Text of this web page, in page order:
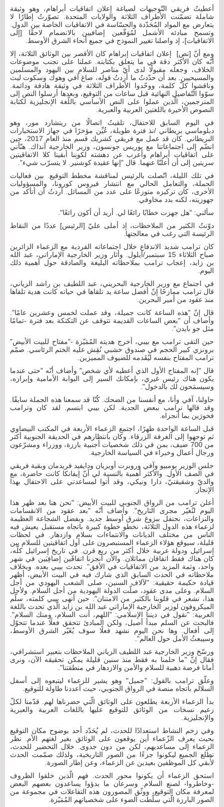
أعطيتُ فريقي التّوجيهات لصياغة إعلان اتفاقيات أبراهام، وهو وثيقة
شاملة تضمّنت الأطراف الثلاثة والولايات المتحدة. تصوّرتُ إطارًا لا
يتعارض مع المواد المُحَدّدة والحسّاسة في الاتفاقيات الخاصة بين الدول.
وتسمح مبادئه الأشمل لمُوَقّعين إضافيين بالانضمام لاحقًا [إلى
الاتفاقيات]، إذ واصلنا تغيير النموذج في جميع أنحاء الشرق الأوسط.
ومع أنّ [نص] إعلان اتفاقيات إبراهام كان الأقصر بين الوثائق الثلاثة، إلا
أنّه كان الأكثر دقة في ما يتعلق بكتابته. عملنا على تجنب موضوعات
الخلاف، وجعله مقبولًا لدى أيّ مناصر للسلام بين اليهود والمسلمين
والمسيحيين. بعد أن حدّدتُ ما أردتُ قوله، صاغ آفي وهوك وسكوت ليث
وناقشوا كلّ كلمة، ووحّدوا الأطراف الثلاثة في وثيقة هادفة ودائمة.
سوّوا التّفاصيل النهائية قبل ساعات من التوقيع، وبعدها أرسلوا النص إلى
المترجمين، الّذين عملوا على النص الأساسي باللّغة الإنجليزية لكتابة
النصوص الأخيرة باللغتين العربية والعبرية.
في اليوم السابق للاحتفال، تلقيتُ اتصالًا من ريتشارد مور، وهو
دبلوماسي بريطاني /نذ فترة طويلة، عُيِّن مؤخرًا في جهاز الاستخبارات
البريطاني. كان قد عمل مع فريقي كشريك قسم منذ العام 2017، جين
انضّم إلى اجتماعاتنا مع بوريس جونسون، وزير الخارجية آنذاك. هنّأني
على اتفاقيات أبراهام وأعرب عن دهشته لكونِنا أبقينا كلا الاتفاقيتين
سريتين إلى أن أعلنّا عنهما. قال "إنها عقيدة كوشنير. لا يتسرّب شيء".
في تلك الليلة، اتّصلت بالرئيس لمناقشة مخطط التوقيع. بين فعاليات
الحملة، والتعامل الحالي مع انتشار فيروس كورونا، والمسؤوليات
الأخرى، كان تركيزه متوزعًا على عدد من المسائل. أردتُ أن أتأكد من
جهوزيته، لكنه بدد مخاوفي.
سألني: "هل جهزت خطابًا رائعًا لي. أريد أن أكون رائعًا".
دوّنتُ الكثير من الملاحظات، إذ أملى عليّ [الرئيس] عددًا من النقاط
الرئيسة التي رغب في معالجتها.
كان ترامب شديد الاندفاع خلال اجتماعاته الفردية مع الزعماء الزائرين
صباح الثلاثاء 15 سبتمبر/أيلول. وأثار وزير الخارجية الإماراتي، عبد الله
بن زايد، إعجاب ترامب بملاحظاته البليغة والصادقة حول أهمية ذلك
اليوم.
في اجتماع مع وزير الخارجية البحريني، عبد اللطيف بن راشد الزياني،
قال ترامب ممازحًا إنّ أفضل ساعة يد تلقاها في حياته كانت هدية تلقاها
منذ عقود من أمير البحرين.
قال إنّ "هذه الساعة كانت جميلة، وقد عملت لخمس وعشرين عامًا".
وأضاف أن "بعض الساعات القديمة تتوقف عن التكتكة بعد فترة -تمامًا
مثل جو بايدن".
حين التقى ترامب مع بيبي، أخرج هديته المُمَيّزة -"مفتاح للبيت الأبيض"
برونزي كبير الحجم في صندوق خشبي نُقِش عليه الختم الرئاسي. صمّم
ترامب المفتاح بنفسه ليُقَدمه للضيوف المميزين.
قال "إنه المفتاح الأول الذي أعطيه لأي شخص" وأضاف أنّه "حتى عندما
يكون هناك رئيس غيري، بإمكانك السير إلى البوابة الأمامية وإبرازه،
وسيسمَحون لك بالدخول".
حاولنا، آفي وأنا، مع أنفسنا من الضحك. كُنّا قد سمعنا هذه الجملة سابقًا.
وقد قالها ترامب ببعض الجدية. لكن بيبي ابتسم. لقد كان وترامب
فخورَين بما أنجزاه.
قبل الساعة الواحدة ظهرًا، اجتمع الزعماء الأربعة في المكتب البيضاوي
ثم توجهوا إلى الغرفة الزرقاء. وكان بانتظارهم في الحديقة الجنوبية أكثر
من 700 ضيف، بمن في ذلك شخصيات أجنبية بارزة، ووزراء ومشرّعون
ورجال أعمال وخبراء في السياسة الخارجية.
جلس الوزير بومبيو وآفي وروبرت أوبريان ودايفيد فريدمان وبقية فريقي
في الصف الأول. والأكثر أهمية بالنسبة لي أنّ إيفانكا كانت حاضرة، مع
والديّ وشقيقتيّ، دارا ونيكي، وقد أتوا لمساعدتي على الاحتفال بهذا
الإنجاز.
أعلن ترامب من الرواق الجنوبي للبيت الأبيض: "نحن هنا بعد ظهر هذا
اليوم لنُغيّر مجرى التاريخ". وأضاف أنّه "بعد عقود من الانقسامات
والنزاعات، نحتفل ببزوغ شرق أوسط جديد. وبفضل الشجاعة العظيمة
لزعماء هذه الدول الثلاثة، نخطو خطوة كبيرة باتجاه مستقبل يعيش فيه
الناس من مختلف الديانات والانتماءات بسلام وازدهار. في لحظات
قليلة، سيوقع هؤلاء الزعماء المستبصرون على أول اتفاقيتين للسلام بين
إسرائيل ودولة عربية خلال أكثر من ربع قرن. في تاريخ إسرائيل كلّه،
كان هناك فقط اتفاقان مماثلان. والآن أنجزنا اتفاقَين إضافِيَين في شهر
واحد، وثمة المزيد من الاتفاقيات في الأفق". تحدث بيبي بعده. وبخلاف
ملاحظاته في الحدث السابق الذي شارك فيه في البيت الأبيض، أظهر
قيادة حكيمة حقيقية: "لآلاف السنين، صلى الشعب اليهودي من أجل
السلام. وعلى مدى عقود، صلّت الدولة اليهودية من أجل السلام. ولأجل
هذا، نشعر في قلوبنا بالكثير من الامتنان". حين أنهى بيبي كلمته، سلّم
الميكروفون لوزير الخارجية الإماراتي عبد الله بن زايد الّذي تحدث باللغة
العربية: "نقول في ديننا الإسلامي: "اللهم، أنت السلام، ومنك السلام".
فالبحث عن السلم مبدأ أصيل، ولكن المبادئ تتحقق فعلًا عندما تتحوّل
إلى أفعال. وها نحن اليوم نشهد فعلًا سوف يُغَيّر الشرق الأوسط،
وسيبعثُ الأمل حول العالم".
ورسّخ وزير الخارجية عبد اللطيف الزياني الملاحظات بتعبير استشرافي،
فقال إنّ "ما حلمنا به فقط منذ سنين قليلة يمكن تحقيقه الآن، ونرى
أمانا فرضة ذهبية للسلام والأمن والازدهار في منطقتنا".
وعلّق ترامب بالقول: "جميل" وهو يشير للزعماء ليتبعوه إلى أسفل
السلالم باتجاه منصة في الرواق الجنوبي، حيث أعددنا طاولة للتوقيع.
بدأ الزعماء الأربعة يطلعون على الوثائق الّتي حضرناها لهم. قدّمنا لكلّ
زعيم نسخات من الوثائق للتوقيع عليها باللغات العربية والعبرية
والإنجليزية.
وفي زخم النشاط استعدادًا للحدث، لم يُحَدّد أحد بوضوح مكان التوقيع
بحيث يعرف الزّعماء أين يوقعون على الوثائق بغير لغتهم الأم. نظر
الزعماء إلى مساعديهم، لكن من دون جدوى. خلال التحضير للحدث،
تطلع الجميع ليكونوا جزءًا من الصور التاريخية، ولذلك صمّمت الحدث
لأُبقي كل الموظفين بعيدين عن الزعماء، وعن إطار الصورة.
استحق الزعماء أن يكونوا محور الحدث. فهم الّذين خلقوا الظروف
-وخاطروا- لصنع السلام. وسرعان ما بدؤوا يساعدون بعضهم البعض
لمعرفة مكان التوقيع، ووثّق المصورون هذه التفاعلات في مجموعة من
الصور البارزة الّتي سلّطت الضوء على شخصياتهم المُمَيّزة.